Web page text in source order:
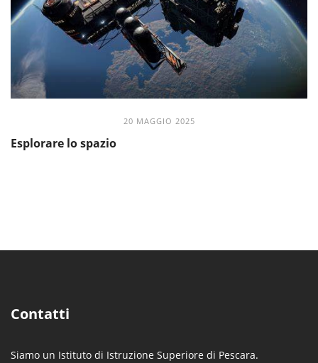
20 MAGGIO 2025
Esplorare lo spazio
Contatti
Siamo un Istituto di Istruzione Superiore di Pescara.